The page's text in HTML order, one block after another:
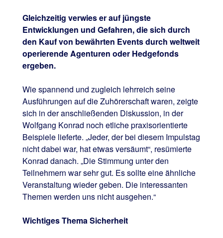
Gleichzeitig verwies er auf jüngste
Entwicklungen und Gefahren, die sich durch
den Kauf von bewährten Events durch weltweit
operierende Agenturen oder Hedgefonds
ergeben.
Wie spannend und zugleich lehrreich seine
Ausführungen auf die Zuhörerschaft waren, zeigte
sich in der anschließenden Diskussion, in der
Wolfgang Konrad noch etliche praxisorientierte
Beispiele lieferte. „Jeder, der bei diesem Impulstag
nicht dabei war, hat etwas versäumt“, resümierte
Konrad danach. „Die Stimmung unter den
Teilnehmern war sehr gut. Es sollte eine ähnliche
Veranstaltung wieder geben. Die interessanten
Themen werden uns nicht ausgehen.“
Wichtiges Thema Sicherheit